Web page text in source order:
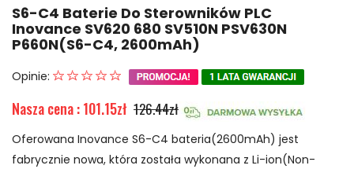
S6-C4 Baterie Do Sterowników PLC
Inovance SV620 680 SV510N PSV630N
P660N(S6-C4, 2600mAh)
Opinie:
Nasza cena : 101.15zł 126.44zł
Oferowana Inovance S6-C4 bateria(2600mAh) jest
fabrycznie nowa, która została wykonana z Li-ion(Non-